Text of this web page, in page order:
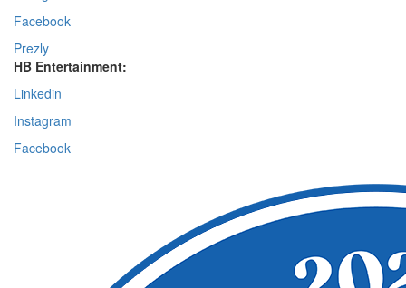
Facebook
Prezly
HB Entertainment:
Linkedin
Instagram
Facebook